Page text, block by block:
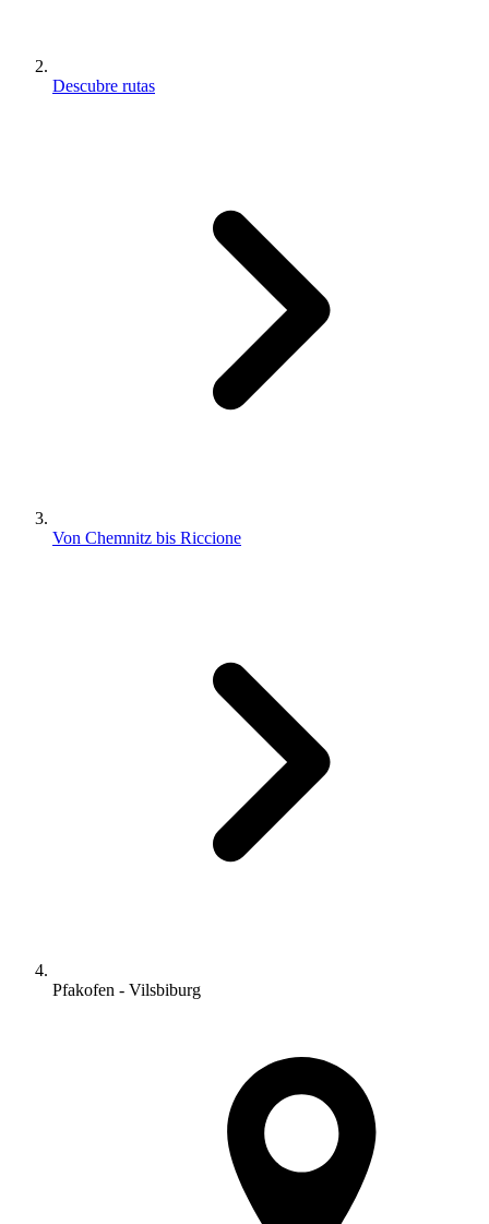
Descubre rutas
Von Chemnitz bis Riccione
Pfakofen - Vilsbiburg